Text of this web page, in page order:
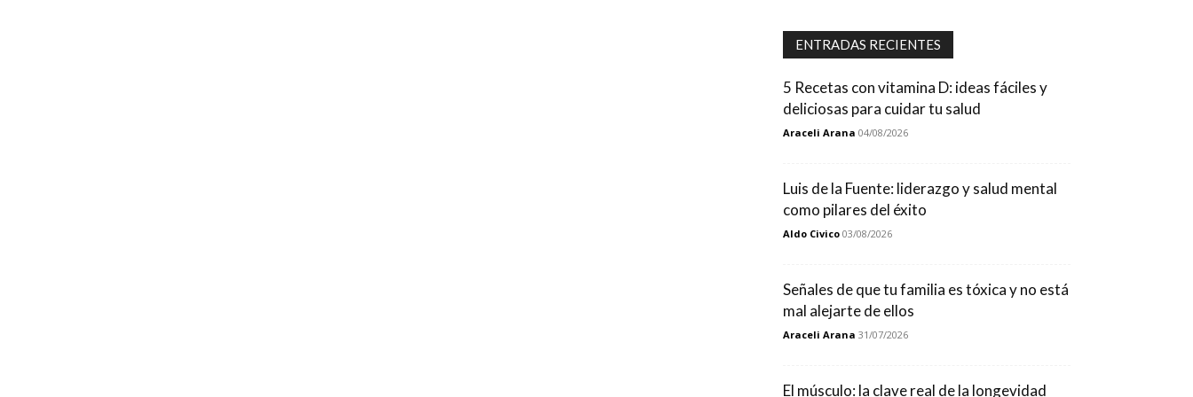
ENTRADAS RECIENTES
5 Recetas con vitamina D: ideas fáciles y
deliciosas para cuidar tu salud
Araceli Arana 04/08/2026
Luis de la Fuente: liderazgo y salud mental
como pilares del éxito
Aldo Civico 03/08/2026
Señales de que tu familia es tóxica y no está
mal alejarte de ellos
Araceli Arana 31/07/2026
El músculo: la clave real de la longevidad